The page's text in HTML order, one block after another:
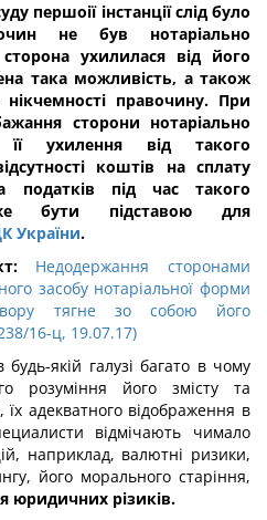
першоії інстанції слід було
не був нотаріально
ухилилася від його
така можливість, а також
правочину. При
сторони нотаріально
її ухилення від такого
коштів на сплату
податків під час такого
бути підставою для
України.
Недодержання сторонами
засобу нотаріальної форми
тягне зо собою його
16-ц, 19.07.17)
будь-якій галузі багато в чому
розуміння його змісту та
адекватного відображення в
відмічають чимало
наприклад, валютні ризики,
його морального старіння,
юридичних різиків.